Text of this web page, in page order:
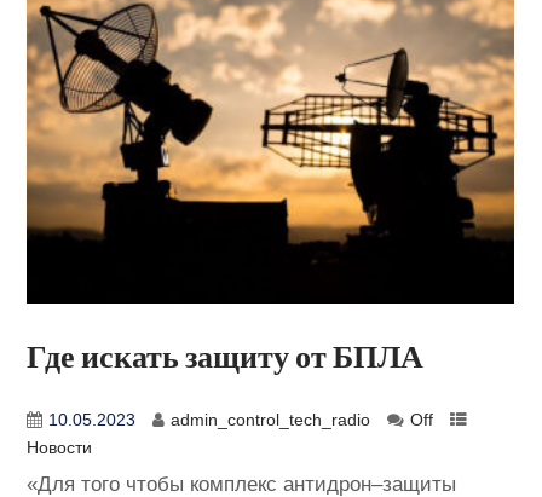
Где искать защиту от БПЛА
10.05.2023 admin_control_tech_radio
Off
Новости
«Для того чтобы комплекс антидрон–защиты